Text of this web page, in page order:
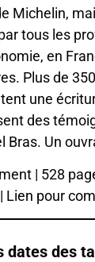
Michelin,
tous les
en
Plus de
une
des
Bras. Un
| 528
Lien pour
dates des